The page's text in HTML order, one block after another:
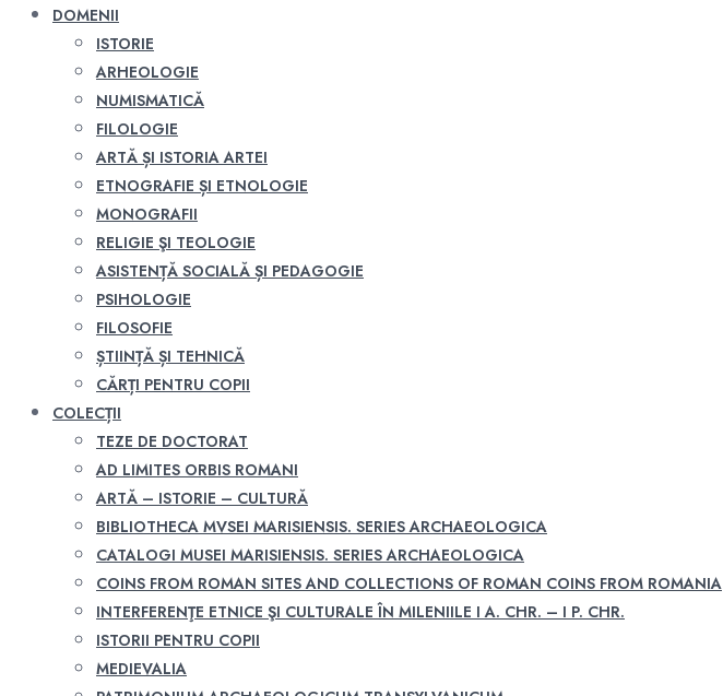
DOMENII
ISTORIE
ARHEOLOGIE
NUMISMATICĂ
FILOLOGIE
ARTĂ ȘI ISTORIA ARTEI
ETNOGRAFIE ȘI ETNOLOGIE
MONOGRAFII
RELIGIE ŞI TEOLOGIE
ASISTENȚĂ SOCIALĂ ȘI PEDAGOGIE
PSIHOLOGIE
FILOSOFIE
ȘTIINȚĂ ȘI TEHNICĂ
CĂRȚI PENTRU COPII
COLECȚII
TEZE DE DOCTORAT
AD LIMITES ORBIS ROMANI
ARTĂ – ISTORIE – CULTURĂ
BIBLIOTHECA MVSEI MARISIENSIS. SERIES ARCHAEOLOGICA
CATALOGI MUSEI MARISIENSIS. SERIES ARCHAEOLOGICA
COINS FROM ROMAN SITES AND COLLECTIONS OF ROMAN COINS FROM ROMANIA
INTERFERENŢE ETNICE ŞI CULTURALE ÎN MILENIILE I A. CHR. – I P. CHR.
ISTORII PENTRU COPII
MEDIEVALIA